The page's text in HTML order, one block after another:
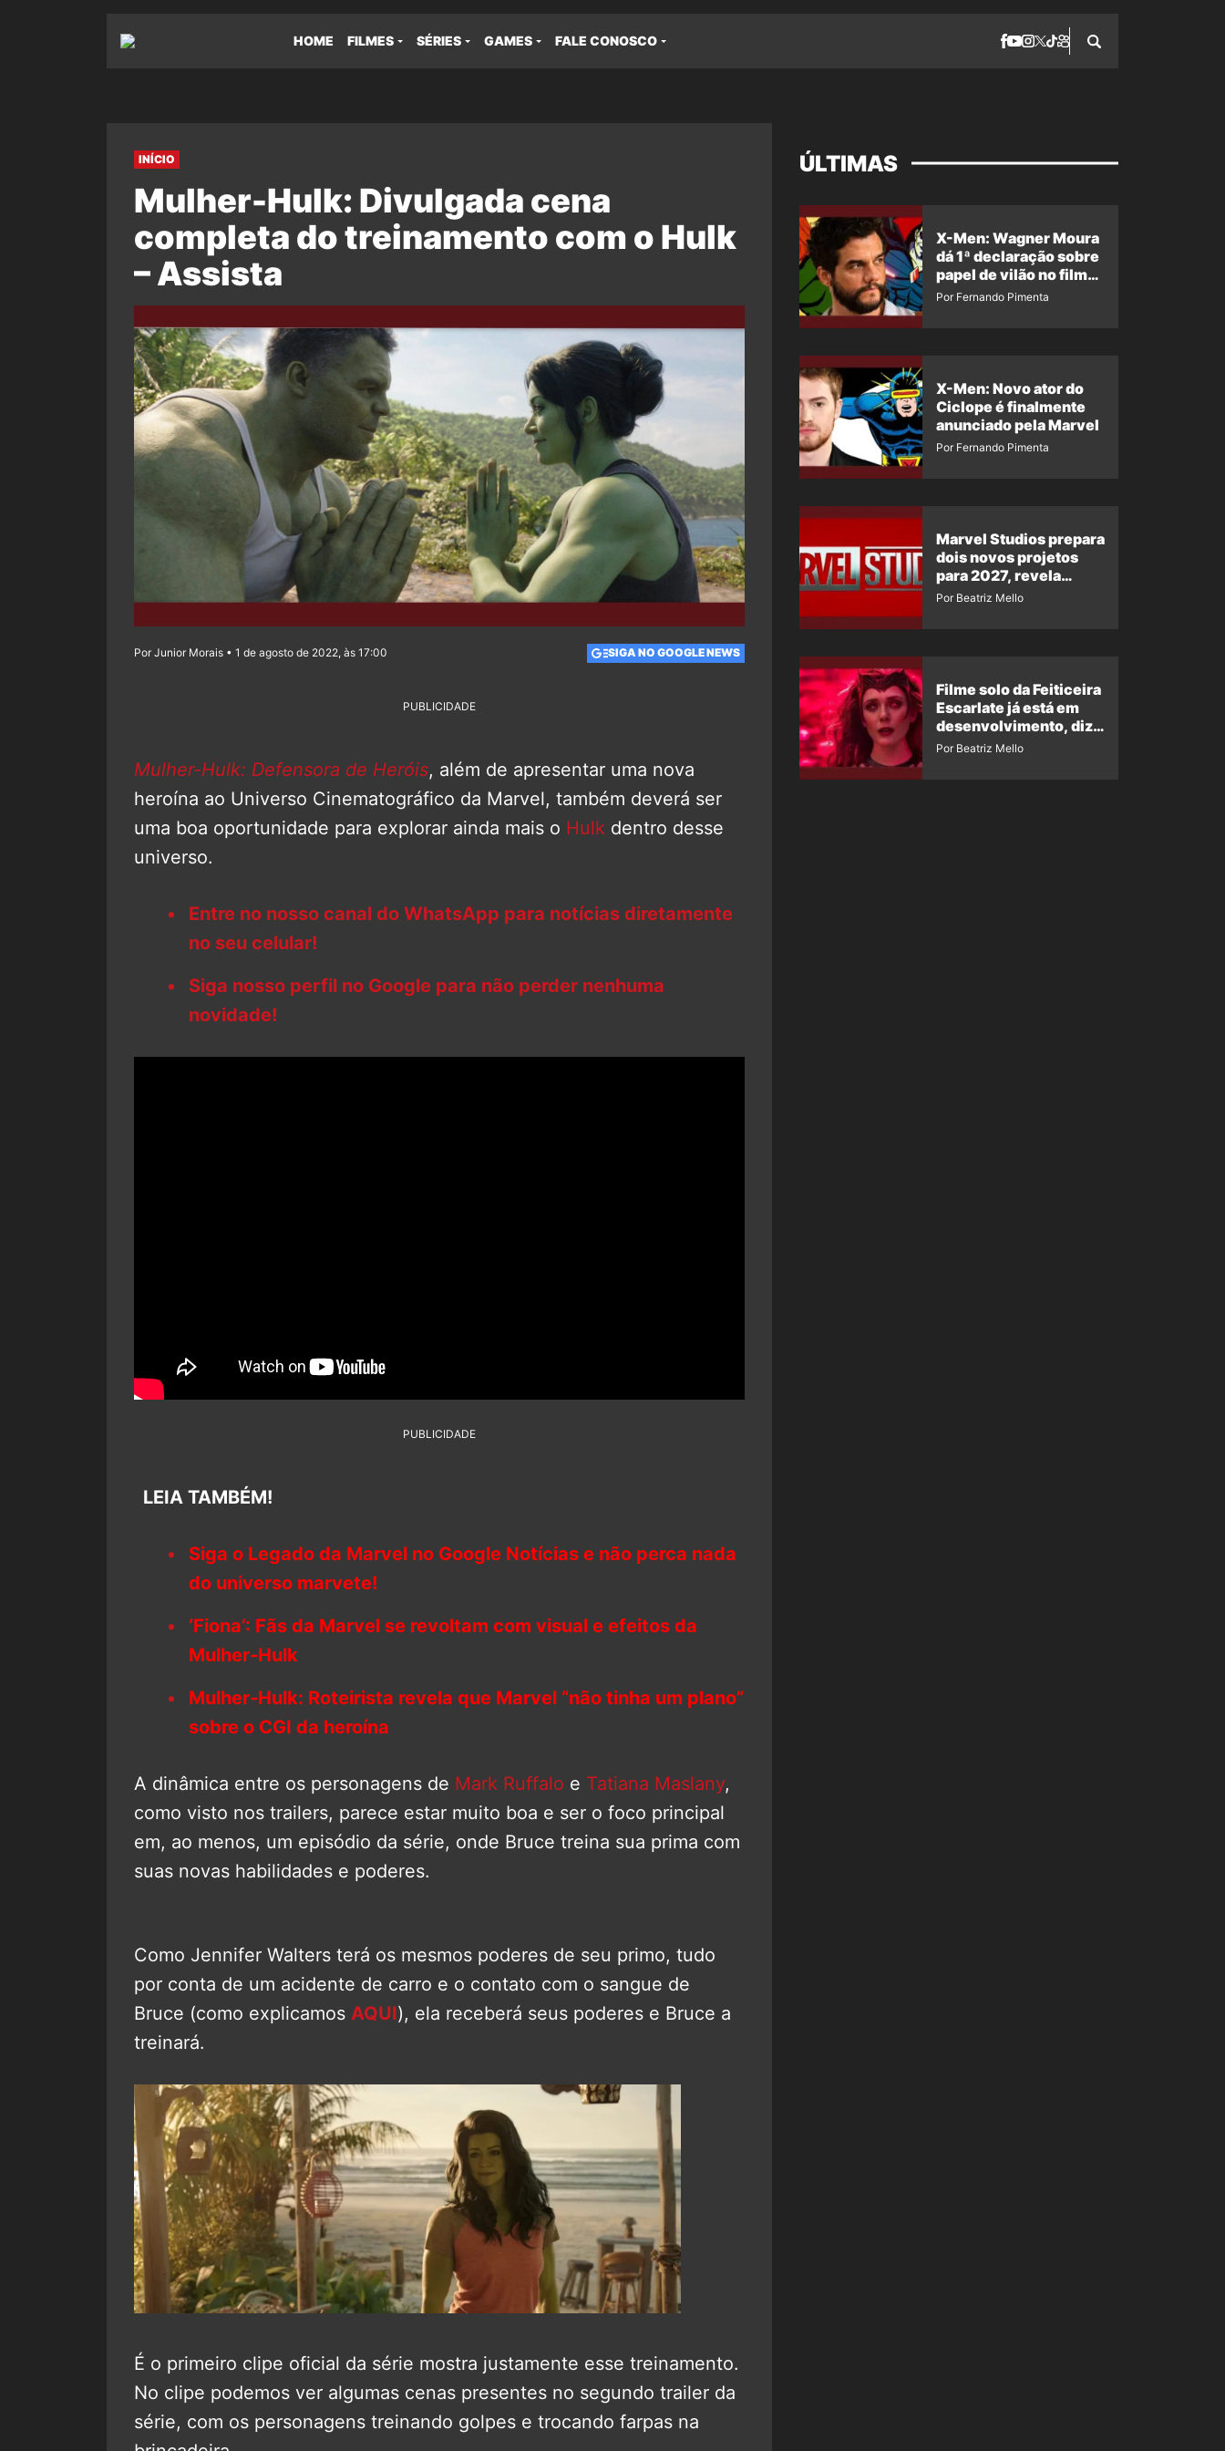
HOME FILMES SÉRIES GAMES FALE CONOSCO
INÍCIO
Mulher-Hulk: Divulgada cena
completa do treinamento com o Hulk
– Assista
Por Junior Morais • 1 de agosto de 2022, às 17:00 SIGA NO GOOGLE NEWS
PUBLICIDADE
Mulher-Hulk: Defensora de Heróis, além de apresentar uma nova
heroína ao Universo Cinematográfico da Marvel, também deverá ser
uma boa oportunidade para explorar ainda mais o Hulk dentro desse
universo.
Entre no nosso canal do WhatsApp para notícias diretamente
no seu celular!
Siga nosso perfil no Google para não perder nenhuma
novidade!
PUBLICIDADE
LEIA TAMBÉM!
Siga o Legado da Marvel no Google Notícias e não perca nada
do universo marvete!
‘Fiona’: Fãs da Marvel se revoltam com visual e efeitos da
Mulher-Hulk
Mulher-Hulk: Roteirista revela que Marvel “não tinha um plano”
sobre o CGI da heroína
A dinâmica entre os personagens de Mark Ruffalo e Tatiana Maslany,
como visto nos trailers, parece estar muito boa e ser o foco principal
em, ao menos, um episódio da série, onde Bruce treina sua prima com
suas novas habilidades e poderes.
Como Jennifer Walters terá os mesmos poderes de seu primo, tudo
por conta de um acidente de carro e o contato com o sangue de
Bruce (como explicamos AQUI), ela receberá seus poderes e Bruce a
treinará.
É o primeiro clipe oficial da série mostra justamente esse treinamento.
No clipe podemos ver algumas cenas presentes no segundo trailer da
série, com os personagens treinando golpes e trocando farpas na
ÚLTIMAS
X-Men: Wagner Moura
dá 1ª declaração sobre
papel de vilão no filme
da Marvel
Por Fernando Pimenta
X-Men: Novo ator do
Ciclope é finalmente
anunciado pela Marvel
Por Fernando Pimenta
Marvel Studios prepara
dois novos projetos
para 2027, revela
insider
Por Beatriz Mello
Filme solo da Feiticeira
Escarlate já está em
desenvolvimento, diz
insider
Por Beatriz Mello